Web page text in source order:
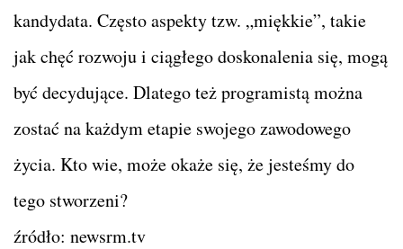
kandydata. Często aspekty tzw. „miękkie”, takie
jak chęć rozwoju i ciągłego doskonalenia się, mogą
być decydujące. Dlatego też programistą można
zostać na każdym etapie swojego zawodowego
życia. Kto wie, może okaże się, że jesteśmy do
tego stworzeni?
źródło: newsrm.tv